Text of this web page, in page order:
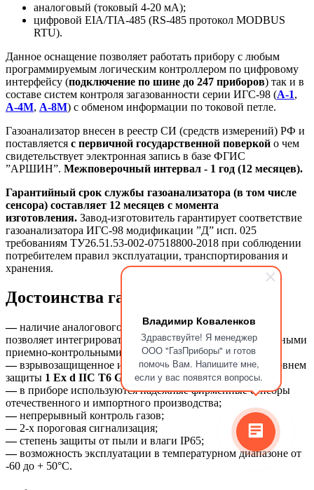
Владимир Коваленков
Здравствуйте! Я менеджер
ООО "ГазПриборы" и готов
помочь Вам. Напишите мне,
если у вас появятся вопросы.
аналоговый (токовый 4-20 мА);
цифровой EIA/TIA-485 (RS-485 протокол MODBUS
RTU).
Данное оснащение позволяет работать прибору с любым
программируемым логическим контроллером по цифровому
интерфейсу (подключение по шине до 247 приборов) так и в
составе систем контроля загазованности серии ИГС-98 (А-1,
А-4М, А-8М) с обменом информации по токовой петле.
Газоанализатор внесен в реестр СИ (средств измерений) РФ и
поставляется с первичной государственной поверкой о чем
свидетельствует электронная запись в базе ФГИС
”АРШИН”. Межповерочный интервал - 1 год (12 месяцев).
Гарантийный срок службы газоанализатора (в том числе
сенсора) составляет 12 месяцев с момента
изготовления. Завод-изготовитель гарантирует соответствие
газоанализатора ИГС-98 модификации ”Д” исп. 025
требованиям ТУ26.51.53-002-07518800-2018 при соблюдении
потребителем правил эксплуатации, транспортирования и
хранения.
Достоинства газоанализатора:
—наличие аналогового и цифрового выходного сигнала
позволяет интегрировать газоанализатор в АСУ с различными
приемно-контрольными устройствами;
—взрывозащищенное исполнение газоанализатора с уровнем
защиты 1 Ex d IIС T6 Gb X;
—в приборе используются надежные фирменные сенсоры
отечественного и импортного производства;
—непрерывный контроль газов;
—2-х пороговая сигнализация;
—степень защиты от пыли и влаги IP65;
—возможность эксплуатации в температурном диапазоне от
-60 до + 50°C.